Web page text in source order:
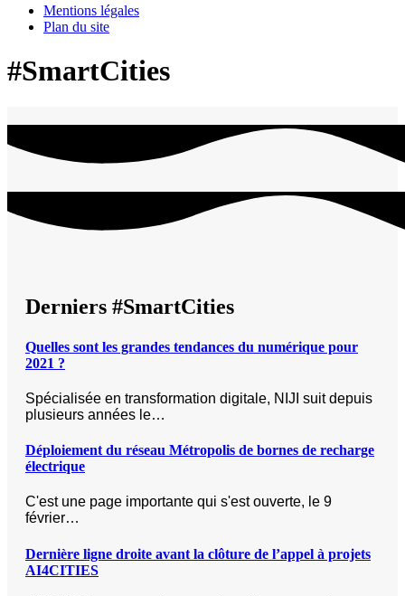
Mentions légales
Plan du site
#SmartCities
Derniers #SmartCities
Quelles sont les grandes tendances du numérique pour
2021 ?
Spécialisée en transformation digitale, NIJI suit depuis
plusieurs années le…
Déploiement du réseau Métropolis de bornes de recharge
électrique
C'est une page importante qui s'est ouverte, le 9
février…
Dernière ligne droite avant la clôture de l’appel à projets
AI4CITIES